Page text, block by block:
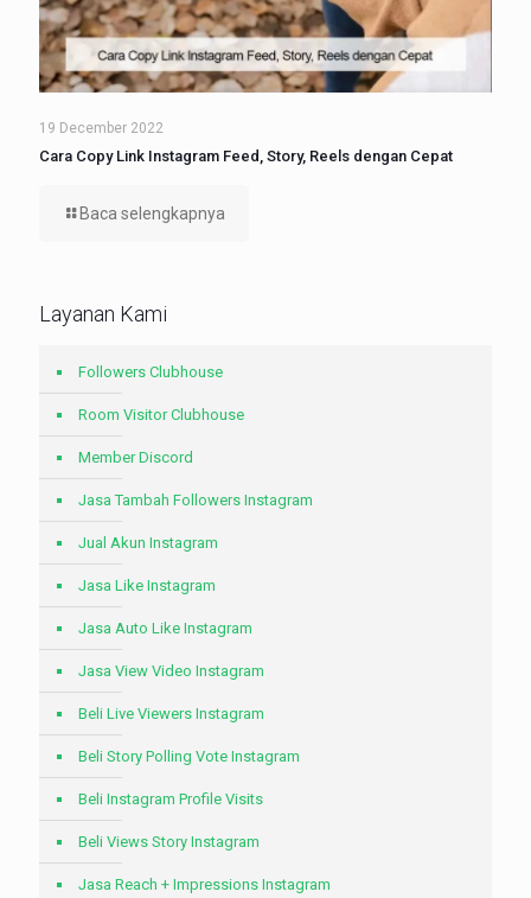
19 December 2022
Cara Copy Link Instagram Feed, Story, Reels dengan Cepat
Baca selengkapnya
Layanan Kami
Followers Clubhouse
Room Visitor Clubhouse
Member Discord
Jasa Tambah Followers Instagram
Jual Akun Instagram
Jasa Like Instagram
Jasa Auto Like Instagram
Jasa View Video Instagram
Beli Live Viewers Instagram
Beli Story Polling Vote Instagram
Beli Instagram Profile Visits
Beli Views Story Instagram
Jasa Reach + Impressions Instagram